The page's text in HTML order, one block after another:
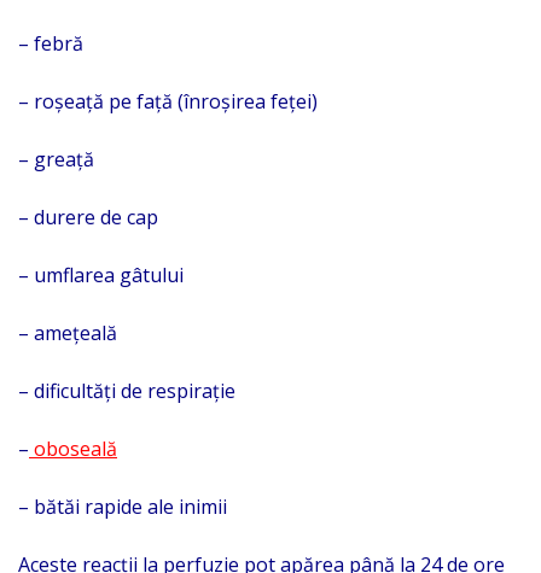
– febră
– roșeață pe față (înroșirea feței)
– greaţă
– durere de cap
– umflarea gâtului
– ameţeală
– dificultăți de respirație
– oboseală
– bătăi rapide ale inimii
Aceste reacții la perfuzie pot apărea până la 24 de ore